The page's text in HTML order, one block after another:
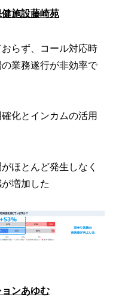
施設藤崎苑
らず、コール対応時
業務遂行が非効率で
化とインカムの活用
ほとんど発生しなく
増加した
ンあゆむ